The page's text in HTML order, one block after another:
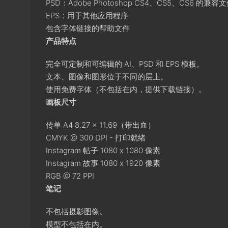
PSD：Adobe Photoshop CS4、CS5、CS6 的兼容
EPS：用于其他应用程序
包含字体链接的帮助文件
产品特点
完全可定制和可编辑的 AI、PSD 和 EPS 模板。
文本、图像和图形位于不同的层上。
使用免费字体（不包括在内，提供下载链接）。
画板尺寸
传单 A4 8.27 x 11.69（带出血）
CMYK @ 300 DPI - 打印就绪
Instagram 帖子 1080 x 1080 像素
Instagram 故事 1080 x 1920 像素
RGB @ 72 PPI
笔记
不包括摄影图像。
模型不包括在内。